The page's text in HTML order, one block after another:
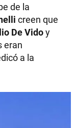
de la
creen que
De Vidoy
eran
a la